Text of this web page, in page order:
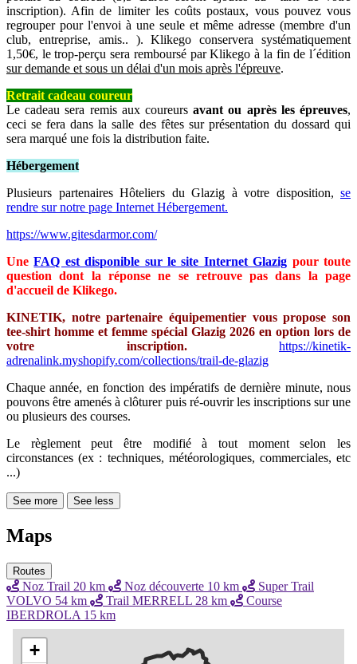
inscription). Afin de limiter les coûts postaux, vous pouvez vous
regrouper pour l'envoi à une seule et même adresse (membre d'un
club, entreprise, amis.. ). Klikego conservera systématiquement
1,50€, le trop-perçu sera remboursé par Klikego à la fin de l´édition
sur demande et sous un délai d'un mois après l'épreuve.
Retrait cadeau coureur
Le cadeau sera remis aux coureursavant ou après les épreuves,
ceci se fera dans la salle des fêtes sur présentation du dossard qui
sera marqué une fois la distribution faite.
Hébergement
Plusieurs partenaires Hôteliers du Glazig à votre disposition, se
rendre sur notre page Internet Hébergement.
https://www.gitesdarmor.com/
UneFAQ est disponible sur le site Internet Glazig pour toute
question dont la réponse ne se retrouve pas dans la page
d'accueil de Klikego.
KINETIK, notre partenaire équipementier vous propose son
tee-shirt homme et femme spécial Glazig 2026 en option lors de
votre inscription. https://kinetik-
adrenalink.myshopify.com/collections/trail-de-glazig
Chaque année, en fonction des impératifs de dernière minute, nous
pouvons être amenés à clôturer puis ré-ouvrir les inscriptions sur une
ou plusieurs des courses.
Le règlement peut être modifié à tout moment selon les
circonstances (ex : techniques, météorologiques, commerciales, etc
...)
See more See less
Maps
Routes
Noz Trail 20 km Noz découverte 10 km
Super Trail
VOLVO 54 km
Trail MERRELL 28 km
Course
IBERDROLA 15 km